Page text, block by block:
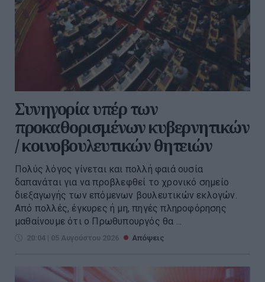
Συνηγορία υπέρ των
προκαθορισμένων κυβερνητικών
/ κοινοβουλευτικών θητειών
Πολύς λόγος γίνεται και πολλή φαιά ουσία
δαπανάται για να προβλεφθεί το χρονικό σημείο
διεξαγωγής των επόμενων βουλευτικών εκλογών.
Από πολλές, έγκυρες ή μη, πηγές πληροφόρησης
μαθαίνουμε ότι ο Πρωθυπουργός θα ...
20:04 | 05 Αυγούστου 2026 Απόψεις